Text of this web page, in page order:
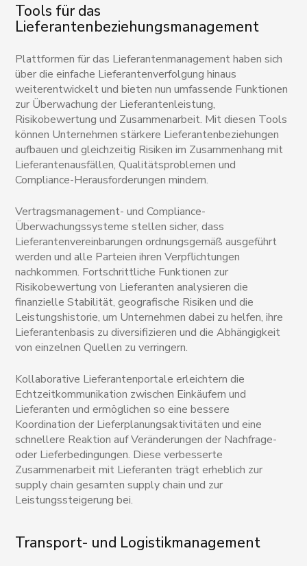
Tools für das
Lieferantenbeziehungsmanagement
Plattformen für das Lieferantenmanagement haben sich
über die einfache Lieferantenverfolgung hinaus
weiterentwickelt und bieten nun umfassende Funktionen
zur Überwachung der Lieferantenleistung,
Risikobewertung und Zusammenarbeit. Mit diesen Tools
können Unternehmen stärkere Lieferantenbeziehungen
aufbauen und gleichzeitig Risiken im Zusammenhang mit
Lieferantenausfällen, Qualitätsproblemen und
Compliance-Herausforderungen mindern.
Vertragsmanagement- und Compliance-
Überwachungssysteme stellen sicher, dass
Lieferantenvereinbarungen ordnungsgemäß ausgeführt
werden und alle Parteien ihren Verpflichtungen
nachkommen. Fortschrittliche Funktionen zur
Risikobewertung von Lieferanten analysieren die
finanzielle Stabilität, geografische Risiken und die
Leistungshistorie, um Unternehmen dabei zu helfen, ihre
Lieferantenbasis zu diversifizieren und die Abhängigkeit
von einzelnen Quellen zu verringern.
Kollaborative Lieferantenportale erleichtern die
Echtzeitkommunikation zwischen Einkäufern und
Lieferanten und ermöglichen so eine bessere
Koordination der Lieferplanungsaktivitäten und eine
schnellere Reaktion auf Veränderungen der Nachfrage-
oder Lieferbedingungen. Diese verbesserte
Zusammenarbeit mit Lieferanten trägt erheblich zur
supply chain gesamten supply chain und zur
Leistungssteigerung bei.
Transport- und Logistikmanagement